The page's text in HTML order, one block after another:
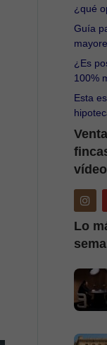
¿qué
Guía
¿Es
100%
Esta
vídeo
Lo